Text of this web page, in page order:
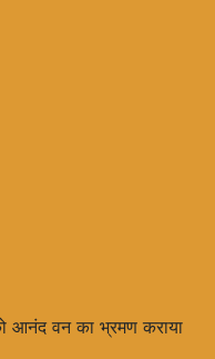
आनंद वन का भ्रमण कराया